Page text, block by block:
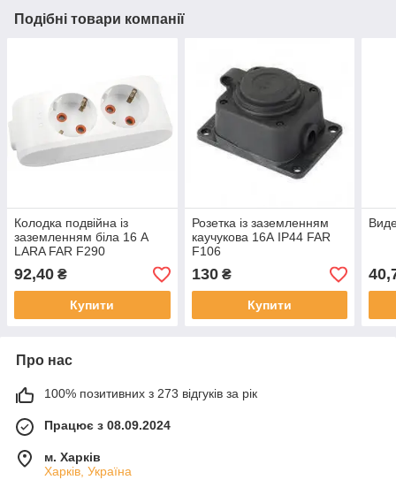
Подібні товари компанії
Колодка подвійна із
заземленням біла 16 А
LARA FAR F290
(Туреччина)
92,40 ₴
Купити
Розетка із заземленням
каучукова 16А IP44 FAR
F106
130₴
Купити
Про нас
100% позитивних з 273 відгуків за рік
Працює з 08.09.2024
м. Харків
Харків, Україна